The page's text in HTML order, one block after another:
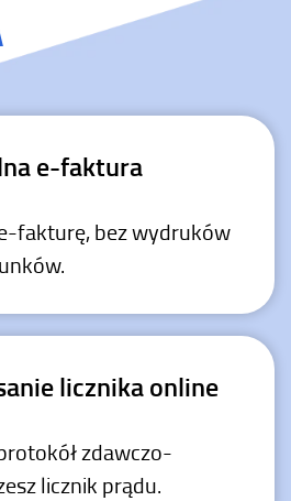
e-faktura
fakturę,bez wydruków
licznika online
zdawczo-
licznik prądu.